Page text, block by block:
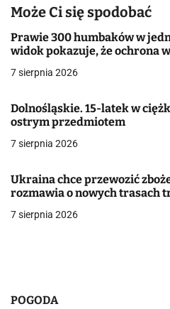
a
c
j
w
p
i
s
Może Ci się spodobać
Prawie 300 humbaków w
widok pokazuje, że ochrona
7 sierpnia 2026
Dolnośląskie. 15-latek w
ostrym przedmiotem
7 sierpnia 2026
Ukraina chce przewozić
rozmawia o nowych trasach
7 sierpnia 2026
POGODA